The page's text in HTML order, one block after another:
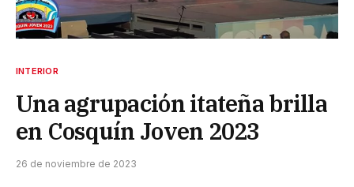
INTERIOR
Una agrupación itateña brilla
en Cosquín Joven 2023
26 de noviembre de 2023